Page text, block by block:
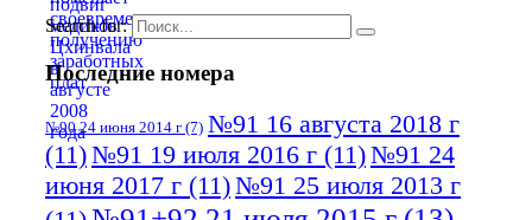
Search for:
Последние номера
№90 24 июня 2014 г (7) №91 16 августа 2018 г
(11)№91 19 июля 2016 г (11)№91 24
июня 2017 г (11)№91 25 июля 2013 г